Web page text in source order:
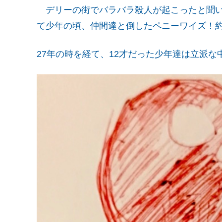
デリーの街でバラバラ殺人が起こったと聞
て少年の頃、仲間達と倒したペニーワイズ
27年の時を経て、12才だった少年達は立派な